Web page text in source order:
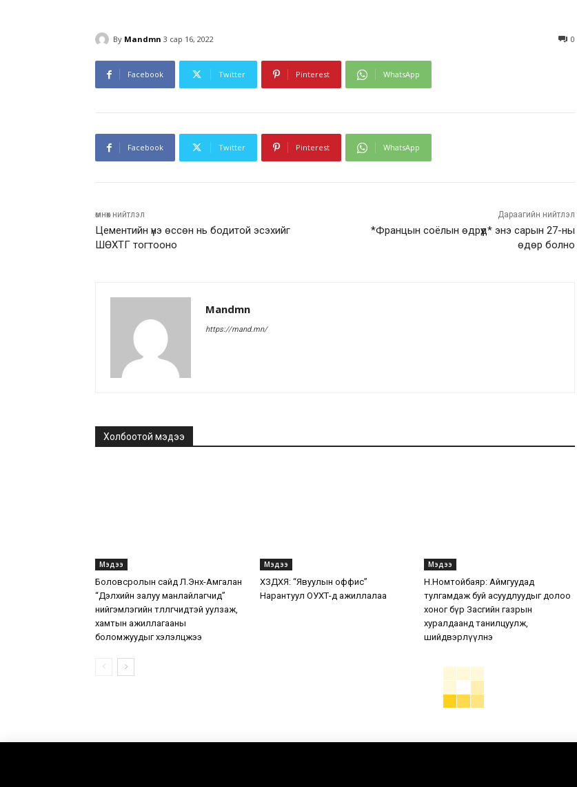
By Mandmn 3 сар 16, 2022 0
Facebook Twitter Pinterest WhatsApp
Facebook Twitter Pinterest WhatsApp
өмнөх нийтлэл
Цементийн үнэ өссөн нь бодитой эсэхийг
ШӨХТГ тогтооно
Дараагийн нийтлэл
*Францын соёлын өдрүүд* энэ сарын 27-ны
өдөр болно
Mandmn
https://mand.mn/
Холбоотой мэдээ
Мэдээ
Боловсролын сайд Л.Энх-Амгалан
“Дэлхийн залуу манлайлагчид”
нийгэмлэгийн төлөөлөгчидтэй уулзаж,
хамтын ажиллагааны
боломжуудыг хэлэлцжээ
Мэдээ
ХЗДХЯ: “Явуулын оффис”
Нарантуул ОУХТ-д ажиллалаа
Мэдээ
Н.Номтойбаяр: Аймгуудад
тулгамдаж буй асуудлуудыг долоо
хоног бүр Засгийн газрын
хуралдаанд танилцуулж,
шийдвэрлүүлнэ